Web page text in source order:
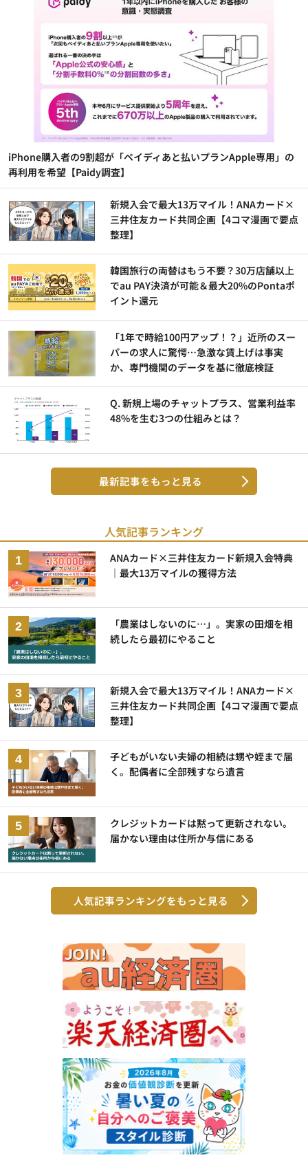
iPhone購入者の9割超が「ペイディあと払いプランApple専用」の
再利用を希望【Paidy調査】
新規入会で最大13万マイル！ANAカード×
三井住友カード共同企画【4コマ漫画で要点
整理】
韓国旅行の両替はもう不要？30万店舗以上
でau PAY決済が可能＆最大20%のPontaポ
イント還元
「1年で時給100円アップ！？」近所のスー
パーの求人に驚愕…急激な賃上げは事実
か、専門機関のデータを基に徹底検証
Q. 新規上場のチャットプラス、営業利益率
48%を生む3つの仕組みとは？
最新記事をもっと見る
人気記事ランキング
ANAカード×三井住友カード新規入会特典
｜最大13万マイルの獲得方法
「農業はしないのに…」。実家の田畑を相
続したら最初にやること
新規入会で最大13万マイル！ANAカード×
三井住友カード共同企画【4コマ漫画で要点
整理】
子どもがいない夫婦の相続は甥や姪まで届
く。配偶者に全部残すなら遺言
クレジットカードは黙って更新されない。
届かない理由は住所か与信にある
人気記事ランキングをもっと見る